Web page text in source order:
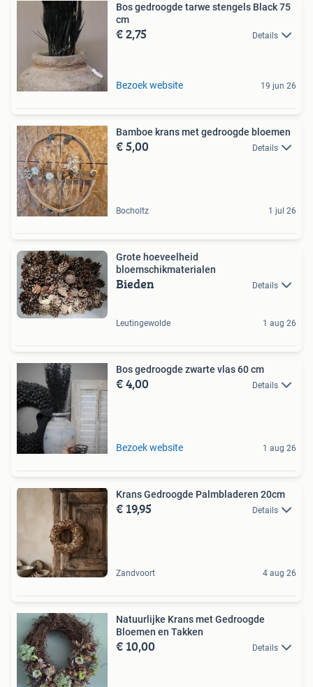
Bos gedroogde tarwe stengels Black 75
cm
€ 2,75 Details
Bezoek website 19 jun 26
Bamboe krans met gedroogde bloemen
€ 5,00 Details
Bocholtz 1 jul 26
Grote hoeveelheid
bloemschikmaterialen
Bieden Details
Leutingewolde 1 aug 26
Bos gedroogde zwarte vlas 60 cm
€ 4,00 Details
Bezoek website 1 aug 26
Krans Gedroogde Palmbladeren 20cm
€ 19,95 Details
Zandvoort 4 aug 26
Natuurlijke Krans met Gedroogde
Bloemen en Takken
€ 10,00 Details